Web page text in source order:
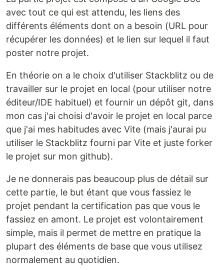
avec tout ce qui est attendu, les liens des
différents éléments dont on a besoin (URL pour
récupérer les données) et le lien sur lequel il faut
poster notre projet.
En théorie on a le choix d'utiliser Stackblitz ou de
travailler sur le projet en local (pour utiliser notre
éditeur/IDE habituel) et fournir un dépôt git, dans
mon cas j'ai choisi d'avoir le projet en local parce
que j'ai mes habitudes avec Vite (mais j'aurai pu
utiliser le Stackblitz fourni par Vite et juste forker
le projet sur mon github).
Je ne donnerais pas beaucoup plus de détail sur
cette partie, le but étant que vous fassiez le
projet pendant la certification pas que vous le
fassiez en amont. Le projet est volontairement
simple, mais il permet de mettre en pratique la
plupart des éléments de base que vous utilisez
normalement au quotidien.